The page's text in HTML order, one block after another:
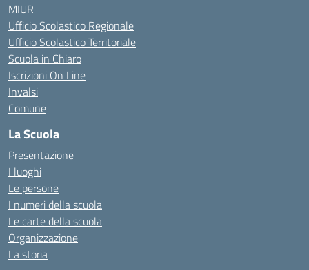
MIUR
Ufficio Scolastico Regionale
Ufficio Scolastico Territoriale
Scuola in Chiaro
Iscrizioni On Line
Invalsi
Comune
La Scuola
Presentazione
I luoghi
Le persone
I numeri della scuola
Le carte della scuola
Organizzazione
La storia